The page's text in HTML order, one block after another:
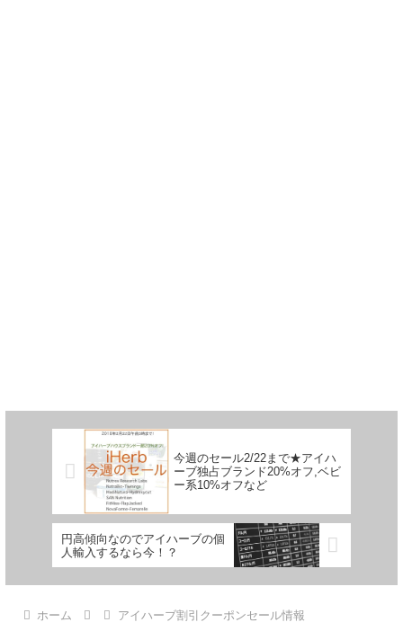
今週のセール2/22まで★アイハ
ーブ独占ブランド20%オフ,ベビ
ー系10%オフなど
円高傾向なのでアイハーブの個
人輸入するなら今！？
ホーム アイハーブ割引クーポンセール情報